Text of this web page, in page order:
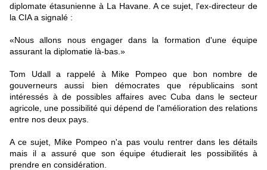
diplomate étasunienne à La Havane. A ce sujet, l'ex-directeur de
la CIA a signalé :
«Nous allons nous engager dans la formation d'une équipe
assurant la diplomatie là-bas.»
Tom Udall a rappelé à Mike Pompeo que bon nombre de
gouverneurs aussi bien démocrates que républicains sont
intéressés à de possibles affaires avec Cuba dans le secteur
agricole, une possibilité qui dépend de l'amélioration des relations
entre nos deux pays.
A ce sujet, Mike Pompeo n'a pas voulu rentrer dans les détails
mais il a assuré que son équipe étudierait les possibilités à
prendre en considération.